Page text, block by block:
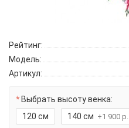
Рейтинг:
Модель:
Артикул:
Выбрать высоту венка:
120 см
140 см +1 900 р.